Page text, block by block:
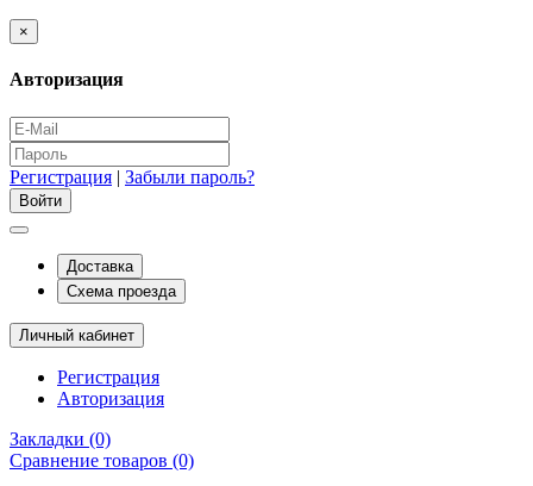
×
Авторизация
Регистрация | Забыли пароль?
Доставка
Схема проезда
Личный кабинет
Регистрация
Авторизация
Закладки (0)
Сравнение товаров (0)